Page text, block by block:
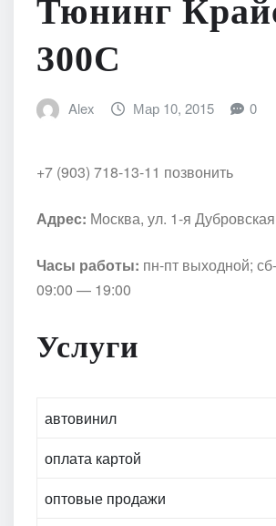
Тюнинг
300C
Alex Мар 10, 2015 0
+7 (903) 718-13-11 позвонить
Адрес: Москва, ул. 1-я
Часы работы: пн-пт выходной;
09:00 — 19:00
Услуги
автовинил
оплата картой
оптовые продажи